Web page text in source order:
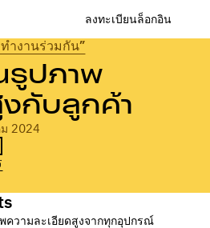
ลงทะเบียนล็อกอิน
ำงานร่วมกัน”
รูปภาพ
กับลูกค้า
2024
วามละเอียดสูงจากทุกอุปกรณ์